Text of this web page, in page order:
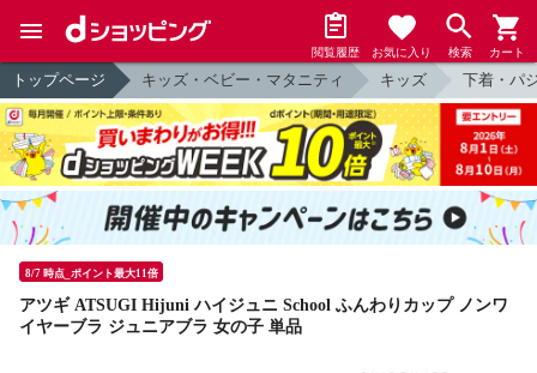
閲覧履歴 お気に入り 検索 カート
トップページ キッズ・ベビー・マタニティ キッズ 下着・パ
8/7 時点_ポイント最大11倍
アツギ ATSUGI Hijuni ハイジュニ School ふんわりカップ ノンワ
イヤーブラ ジュニアブラ 女の子 単品